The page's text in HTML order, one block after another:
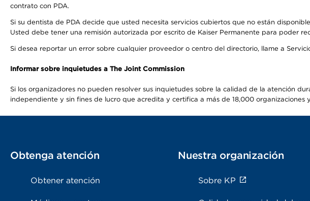
contrato con PDA.
Si su dentista de PDA decide que usted necesita servicios cubiertos que no están
Usted debe tener una remisión autorizada por escrito de Kaiser Permanente para poder
Si desea reportar un error sobre cualquier proveedor o centro del directorio, llame a
Informar sobre inquietudes a The Joint Commission
Si los organizadores no pueden resolver sus inquietudes sobre la calidad de la atención
independiente y sin fines de lucro que acredita y certifica a más de 18,000 organizaciones
Obtenga atención
Obtener atención
Nuestra organización
Sobre KP